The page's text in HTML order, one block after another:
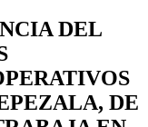
DEL
DE